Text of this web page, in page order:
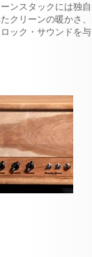
ンスタックには独自
クリーンの暖かさ、
ック・サウンドを与